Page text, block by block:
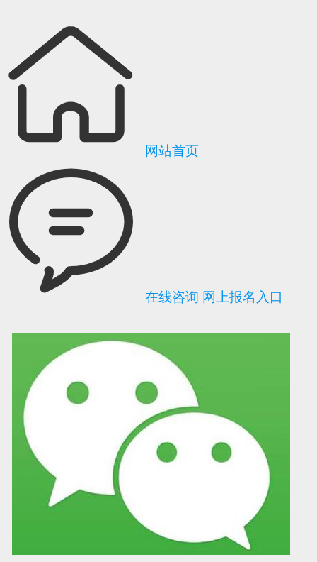
可信网站信用评 网络警察提醒你 诚信网站
网站首页
在线咨询 网上报名入口